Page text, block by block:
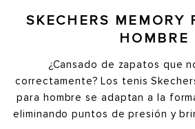
SKECHERS MEMORY
HOMBRE
¿Cansado de zapatos que
correctamente? Los tenis
para hombre se adaptan a la
eliminando puntos de presión y